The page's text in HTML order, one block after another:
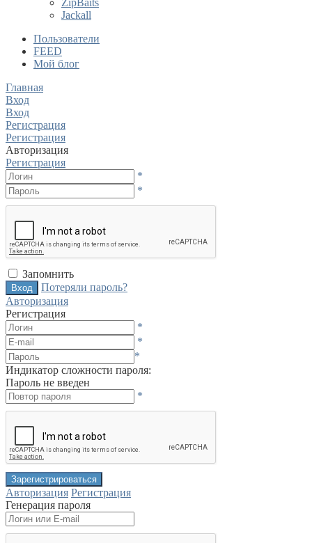
ZipBaits
Jackall
Пользователи
FEED
Мой блог
Главная
Вход
Вход
Регистрация
Регистрация
Авторизация
Регистрация
*
*
Запомнить
Потеряли пароль?
Авторизация
Регистрация
*
*
*
Индикатор сложности пароля:
Пароль не введен
*
Авторизация Регистрация
Генерация пароля